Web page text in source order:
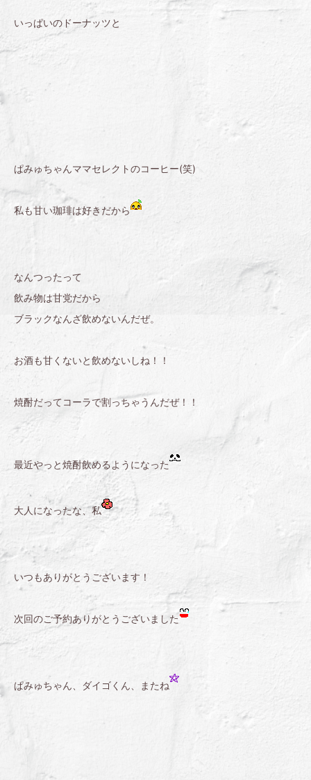
いっぱいのドーナッツと
ぱみゅちゃんママセレクトのコーヒー(笑)
私も甘い珈琲は好きだから
なんつったって
飲み物は甘党だから
ブラックなんざ飲めないんだぜ。
お酒も甘くないと飲めないしね！！
焼酎だってコーラで割っちゃうんだぜ！！
最近やっと焼酎飲めるようになった
大人になったな、私
いつもありがとうございます！
次回のご予約ありがとうございました
ぱみゅちゃん、ダイゴくん、またね